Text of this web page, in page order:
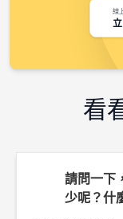
線
看
請問一下
少呢？什